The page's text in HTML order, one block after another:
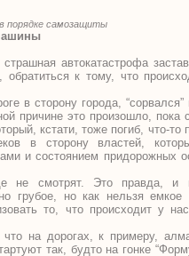
порядке самозащиты
автокатастрофа
к тому, что
в сторону города,
причине это произошло, пока
кстати, тоже погиб, что-
в сторону властей,
и состоянием придорожных
не смотрят. Это правда, и
грубое, но как нельзя
то, что происходит у
на дорогах, к примеру,
так, будто на гонке